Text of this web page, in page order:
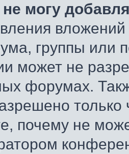
могу
группы или
может не
форумах.
почему не